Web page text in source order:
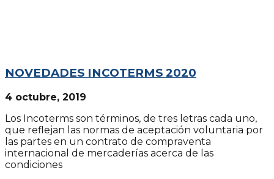
NOVEDADES INCOTERMS 2020
4 octubre, 2019
Los Incoterms son términos, de tres letras cada uno,
que reflejan las normas de aceptación voluntaria por
las partes en un contrato de compraventa
internacional de mercaderías acerca de las
condiciones